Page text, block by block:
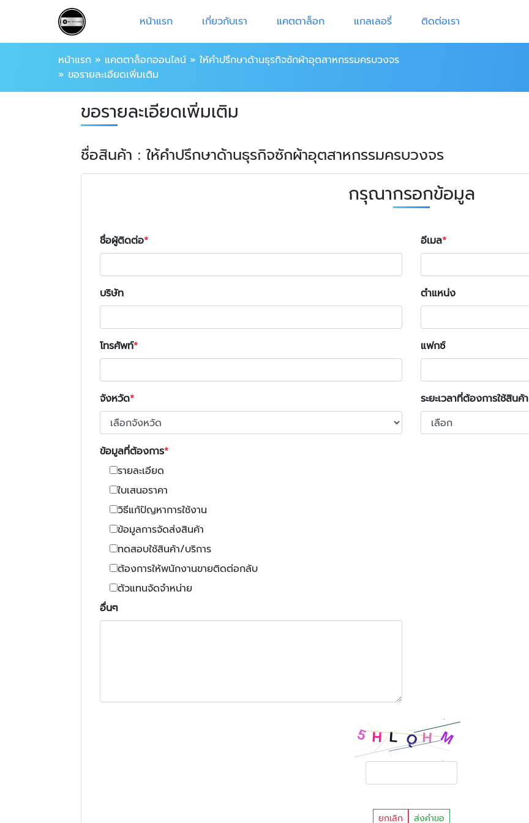
หน้าแรก เกี่ยวกับเรา แคตตาล็อก แกลเลอรี่ ติดต่อเรา
หน้าแรก » แคตตาล็อกออนไลน์ » ให้คำปรึกษาด้านธุรกิจซักผ้าอุตสาหกรรมครบวงจร
» ขอรายละเอียดเพิ่มเติม
ขอรายละเอียดเพิ่มเติม
ชื่อสินค้า : ให้คำปรึกษาด้านธุรกิจซักผ้าอุตสาหกรรมครบวงจร
กรุณากรอกข้อมูล
ชื่อผู้ติดต่อ อีเมล
บริษัท ตำแหน่ง
โทรศัพท์ แฟกซ์
จังหวัด ระยะเวลาที่ต้องการใช้สินค้า
ข้อมูลที่ต้องการ
รายละเอียด
ใบเสนอราคา
วิธีแก้ปัญหาการใช้งาน
ข้อมูลการจัดส่งสินค้า
ทดสอบใช้สินค้า/บริการ
ต้องการให้พนักงานขายติดต่อกลับ
ตัวแทนจัดจำหน่าย
อื่นๆ
ยกเลิก ส่งคำขอ